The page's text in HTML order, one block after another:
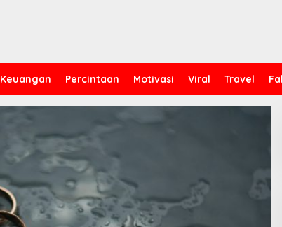
Keuangan Percintaan Motivasi Viral Travel